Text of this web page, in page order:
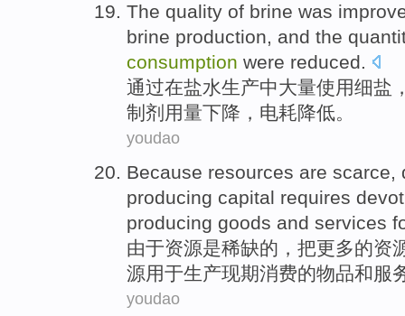
The quality of brine was
brine production, and the
consumption were reduced.
通过在盐水生产中大量使用细盐
制剂 用量下降，电耗降低。
youdao
Because resources are scarce,
producing capital requires
producing goods and services
由于资源是稀缺的， 把更多的资
源用于生产现期消费的物品和服
youdao